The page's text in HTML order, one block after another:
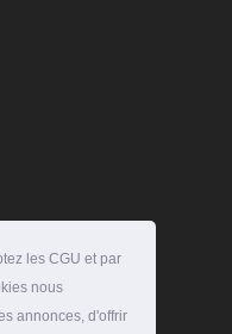
les CGU et par
nous
annonces, d'offrir